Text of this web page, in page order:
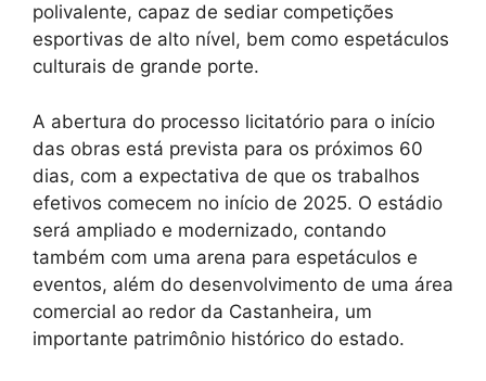
polivalente, capaz de sediar competições
esportivas de alto nível, bem como espetáculos
culturais de grande porte.
A abertura do processo licitatório para o início
das obras está prevista para os próximos 60
dias, com a expectativa de que os trabalhos
efetivos comecem no início de 2025. O estádio
será ampliado e modernizado, contando
também com uma arena para espetáculos e
eventos, além do desenvolvimento de uma área
comercial ao redor da Castanheira, um
importante patrimônio histórico do estado.